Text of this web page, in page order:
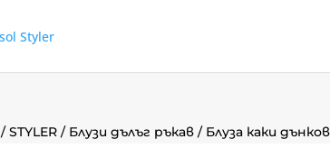
/STYLER / Блузи дълъг ръкав / Блуза каки